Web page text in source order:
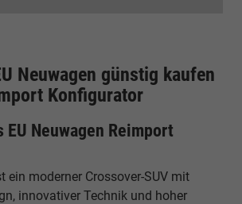
Neuwagen günstig kaufen
Konfigurator
EU Neuwagen Reimport
ein moderner Crossover-SUV mit
innovativer Technik und hoher